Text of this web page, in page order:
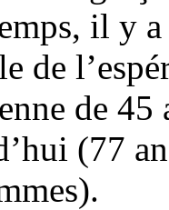
il y
de
de
(77